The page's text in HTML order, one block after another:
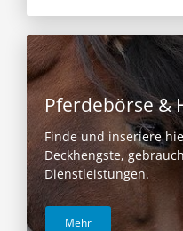
Pferdebörse &
Finde und inseriere
Deckhengste,
Dienstleistungen.
Mehr